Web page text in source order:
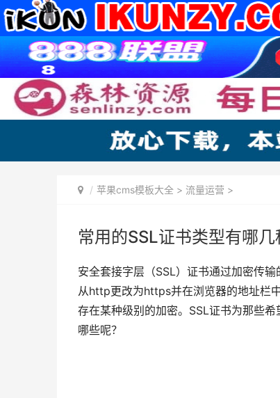
苹果cms模板大全 > 流量运营 >
常用的SSL证书类型有哪几
安全套接字层（SSL）证书通过加密传
从http更改为https并在浏览器的地址栏
存在某种级别的加密。SSL证书为那些
哪些呢？